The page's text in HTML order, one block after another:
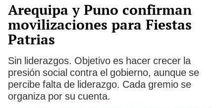
Arequipa y Puno confirman
movilizaciones para Fiestas
Patrias
Sin liderazgos. Objetivo es hacer crecer la
presión social contra el gobierno, aunque se
percibe falta de liderazgo. Cada gremio se
organiza por su cuenta.